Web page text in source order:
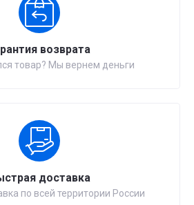
возврата
товар? Мы вернем деньги
доставка
по всей территории России